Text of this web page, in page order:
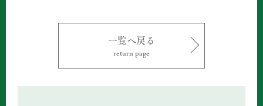
一覧へ戻る
return page